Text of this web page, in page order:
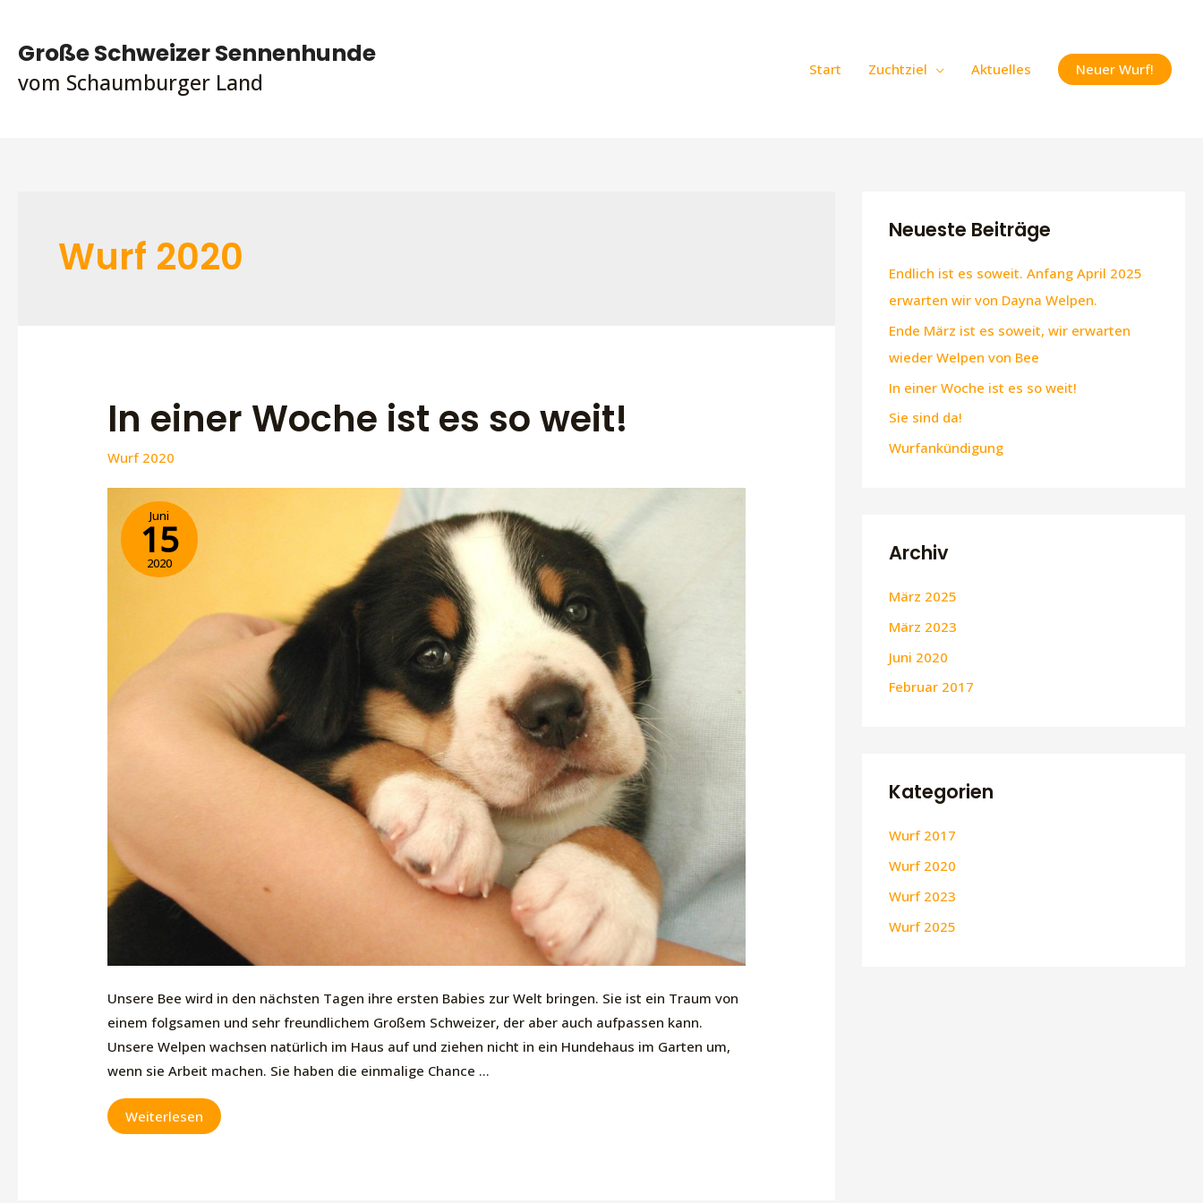
springen
Große Schweizer Sennenhunde
vom Schaumburger Land Start Zuchtziel Aktuelles Neuer Wurf!
Wurf 2020
In einer Woche ist es so weit!
Wurf 2020
Juni
15
2020
Unsere Bee wird in den nächsten Tagen ihre ersten Babies zur Welt bringen. Sie ist ein Traum von
einem folgsamen und sehr freundlichem Großem Schweizer, der aber auch aufpassen kann.
Unsere Welpen wachsen natürlich im Haus auf und ziehen nicht in ein Hundehaus im Garten um,
wenn sie Arbeit machen. Sie haben die einmalige Chance …
In
einer
Woche
Weiterlesen
Neueste Beiträge
Endlich ist es soweit. Anfang April 2025
erwarten wir von Dayna Welpen.
Ende März ist es soweit, wir erwarten
wieder Welpen von Bee
In einer Woche ist es so weit!
Sie sind da!
Wurfankündigung
Archiv
März 2025
März 2023
Juni 2020
Februar 2017
Kategorien
Wurf 2017
Wurf 2020
Wurf 2023
Wurf 2025